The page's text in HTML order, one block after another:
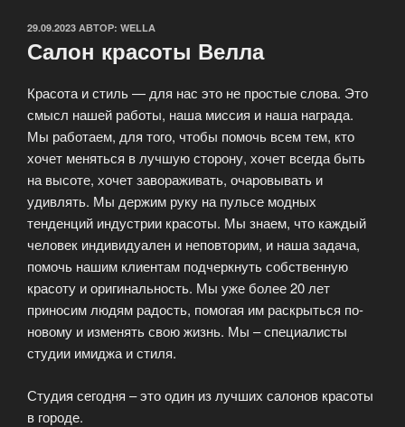
ОПУБЛИКОВАНО
29.09.2023 АВТОР: WELLA
Салон красоты Велла
Красота и стиль — для нас это не простые слова. Это
смысл нашей работы, наша миссия и наша награда.
Мы работаем, для того, чтобы помочь всем тем, кто
хочет меняться в лучшую сторону, хочет всегда быть
на высоте, хочет завораживать, очаровывать и
удивлять. Мы держим руку на пульсе модных
тенденций индустрии красоты. Мы знаем, что каждый
человек индивидуален и неповторим, и наша задача,
помочь нашим клиентам подчеркнуть собственную
красоту и оригинальность. Мы уже более 20 лет
приносим людям радость, помогая им раскрыться по-
новому и изменять свою жизнь. Мы – специалисты
студии имиджа и стиля.
Студия сегодня – это один из лучших салонов красоты
в городе.